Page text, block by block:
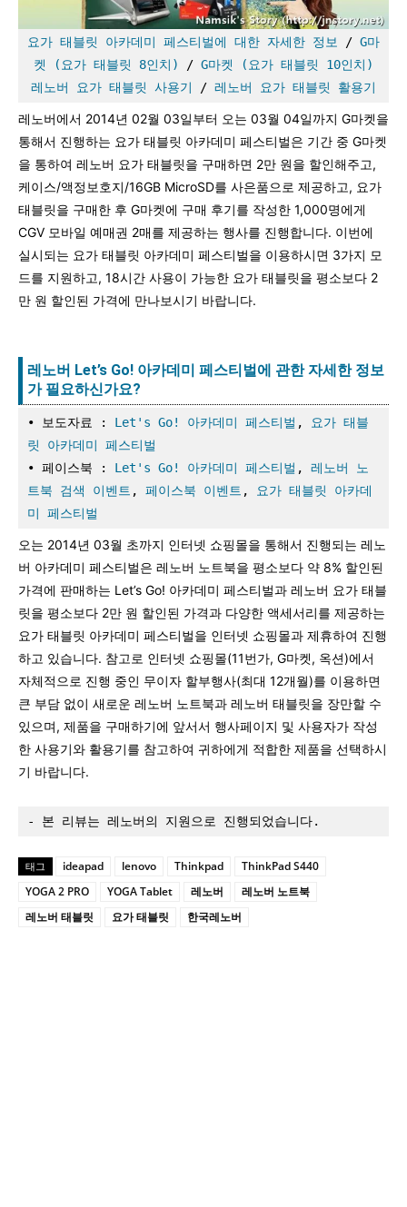
요가 태블릿 아카데미 페스티벌에 대한 자세한 정보 / G마
켓 (요가 태블릿 8인치)
/ G마켓 (요가 태블릿 10인치)
레노버 요가 태블릿 사용기
/ 레노버 요가 태블릿 활용기
레노버에서 2014년 02월 03일부터 오는 03월 04일까지 G마켓을
통해서 진행하는 요가 태블릿 아카데미 페스티벌은 기간 중 G마켓
을 통하여 레노버 요가 태블릿을 구매하면 2만 원을 할인해주고,
케이스/액정보호지/16GB MicroSD를 사은품으로 제공하고, 요가
태블릿을 구매한 후 G마켓에 구매 후기를 작성한 1,000명에게
CGV 모바일 예매권 2매를 제공하는 행사를 진행합니다. 이번에
실시되는 요가 태블릿 아카데미 페스티벌을 이용하시면 3가지 모
드를 지원하고, 18시간 사용이 가능한 요가 태블릿을 평소보다 2
만 원 할인된 가격에 만나보시기 바랍니다.
레노버 Let’s Go! 아카데미 페스티벌에 관한 자세한 정보
가 필요하신가요?
• 보도자료 : Let's Go! 아카데미 페스티벌 ,
요가 태블
릿 아카데미 페스티벌
• 페이스북 : Let's Go! 아카데미 페스티벌 , 레노버 노
트북 검색 이벤트 , 페이스북 이벤트 ,
요가 태블릿 아카데
미 페스티벌
오는 2014년 03월 초까지 인터넷 쇼핑몰을 통해서 진행되는 레노
버 아카데미 페스티벌은 레노버 노트북을 평소보다 약 8% 할인된
가격에 판매하는 Let’s Go! 아카데미 페스티벌과 레노버 요가 태블
릿을 평소보다 2만 원 할인된 가격과 다양한 액세서리를 제공하는
요가 태블릿 아카데미 페스티벌을 인터넷 쇼핑몰과 제휴하여 진행
하고 있습니다. 참고로 인터넷 쇼핑몰(11번가, G마켓, 옥션)에서
자체적으로 진행 중인 무이자 할부행사(최대 12개월)를 이용하면
큰 부담 없이 새로운 레노버 노트북과 레노버 태블릿을 장만할 수
있으며, 제품을 구매하기에 앞서서 행사페이지 및 사용자가 작성
한 사용기와 활용기를 참고하여 귀하에게 적합한 제품을 선택하시
기 바랍니다.
- 본 리뷰는 레노버의 지원으로 진행되었습니다.
태그 ideapad lenovo Thinkpad
ThinkPad S440
YOGA 2 PRO
YOGA Tablet 레노버
레노버 노트북
레노버 태블릿
요가 태블릿 한국레노버